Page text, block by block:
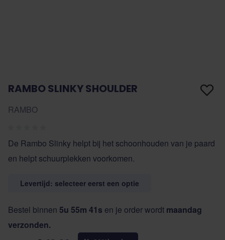
RAMBO SLINKY SHOULDER
RAMBO
De Rambo Slinky helpt bij het schoonhouden van je paard
en helpt schuurplekken voorkomen.
Levertijd: selecteer eerst een optie
Bestel binnen 5u 55m 40s en je order wordt maandag
verzonden.